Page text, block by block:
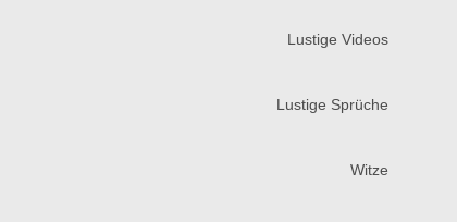
Lustige Videos
Lustige Sprüche
Witze